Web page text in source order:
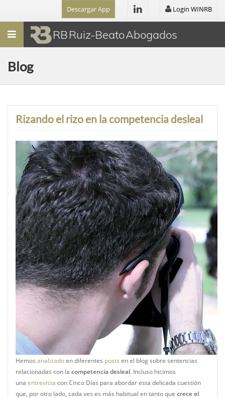
Descargar App Login WINRB
Menú RB Ruiz-Beato Abogados
Blog
Rizando el rizo en la competencia desleal
Hemos analizadoen diferentes posts en el blog sobre sentencias
relacionadas con la competencia desleal. Incluso hicimos
una entrevista con Cinco Días para abordar esta delicada cuestión
que, por otro lado, cada ves es más habitual en tanto que crece el